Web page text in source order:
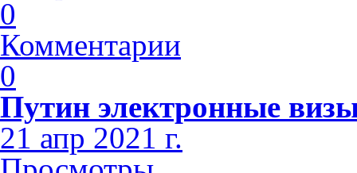
0
Комментарии
0
Путин электронные
21 апр 2021 г.